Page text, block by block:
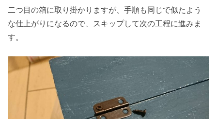
二つ目の箱に取り掛かりますが、手順も同じで似たよう
な仕上がりになるので、スキップして次の工程に進みま
す。